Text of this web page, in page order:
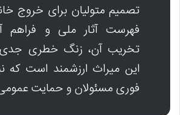
تصمیم متولیان برای خروج
فهرست آثار ملی و فراهم
تخریب آن، زنگ خطری
این میراث ارزشمند است که
فوری مسئولان و حمایت